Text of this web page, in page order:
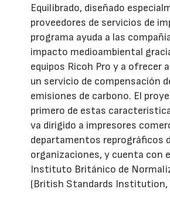
Equilibrado, diseñado
proveedores de servicios de
programa ayuda a las
impacto medioambiental
equipos Ricoh Pro y a ofrecer
un servicio de compensación
emisiones de carbono. El
primero de estas
va dirigido a impresores
departamentos reprográficos
organizaciones, y cuenta con
Instituto Británico de
(British Standards Institution,